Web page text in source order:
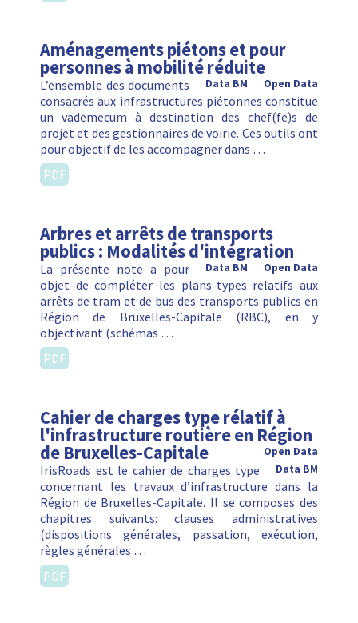
Aménagements piétons et pour
personnes à mobilité réduite
Open Data
Data BM
L’ensemble des documents
consacrés aux infrastructures piétonnes constitue
un vademecum à destination des chef(fe)s de
projet et des gestionnaires de voirie. Ces outils ont
pour objectif de les accompagner dans …
PDF
Arbres et arrêts de transports
publics : Modalités d'intégration
Open Data
Data BM
La présente note a pour
objet de compléter les plans-types relatifs aux
arrêts de tram et de bus des transports publics en
Région de Bruxelles-Capitale (RBC), en y
objectivant (schémas …
PDF
Cahier de charges type rélatif à
l'infrastructure routière en Région
de Bruxelles-Capitale
Open Data
Data BM
IrisRoads est le cahier de charges type
concernant les travaux d’infrastructure dans la
Région de Bruxelles-Capitale. Il se composes des
chapitres suivants: clauses administratives
(dispositions générales, passation, exécution,
règles générales …
PDF